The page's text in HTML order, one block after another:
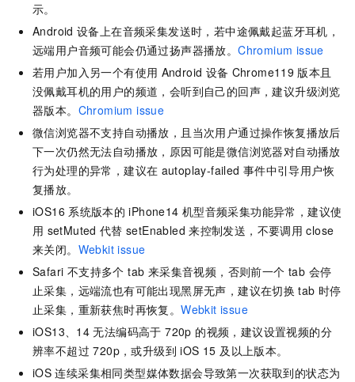
示。
Android 设备上在音频采集发送时，若中途佩戴起蓝牙耳机，
远端用户音频可能会仍通过扬声器播放。Chromium issue
若用户加入另一个有使用 Android 设备 Chrome119 版本且
没佩戴耳机的用户的频道，会听到自己的回声，建议升级浏览
器版本。 Chromium issue
微信浏览器不支持自动播放，且当次用户通过操作恢复播放后
下一次仍然无法自动播放，原因可能是微信浏览器对自动播放
行为处理的异常，建议在 autoplay-failed 事件中引导用户恢
复播放。
iOS16 系统版本的 iPhone14 机型音频采集功能异常，建议使
用 setMuted 代替 setEnabled 来控制发送，不要调用 close
来关闭。 Webkit issue
Safari 不支持多个 tab 来采集音视频，否则前一个 tab 会停
止采集，远端流也有可能出现黑屏无声，建议在切换 tab 时停
止采集，重新获焦时再恢复。Webkit issue
iOS13、14 无法编码高于 720p 的视频，建议设置视频的分
辨率不超过 720p，或升级到 iOS 15 及以上版本。
iOS 连续采集相同类型媒体数据会导致第一次获取到的状态为